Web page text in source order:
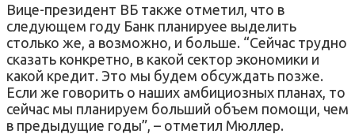
Вице-президент ВБ также отметил, что в
следующем году Банк планируее выделить
столько же, а возможно, и больше. “Сейчас трудно
сказать конкретно, в какой сектор экономики и
какой кредит. Это мы будем обсуждать позже.
Если же говорить о наших амбициозных планах, то
сейчас мы планируем больший объем помощи, чем
в предыдущие годы”, – отметил Мюллер.